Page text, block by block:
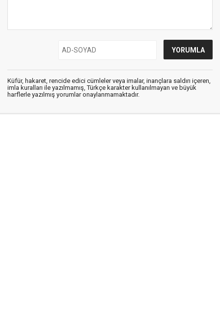
Küfür, hakaret, rencide edici cümleler veya imalar, inançlara saldırı içeren,
imla kuralları ile yazılmamış, Türkçe karakter kullanılmayan ve büyük
harflerle yazılmış yorumlar onaylanmamaktadır.